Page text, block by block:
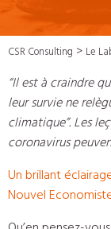
CSR Consulting > Le
“Il est à craindre
leur survie ne
climatique”. Les
coronavirus
Un brillant
Nouvel